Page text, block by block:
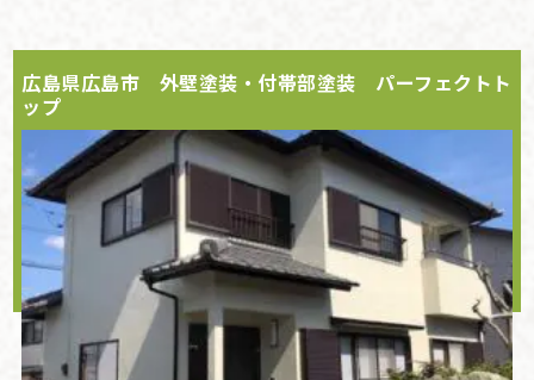
広島県広島市 外壁塗装・付帯部塗装 パーフェクトト
ップ